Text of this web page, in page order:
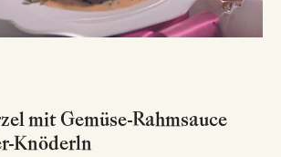
mit Gemüse-Rahmsauce
Knöderln